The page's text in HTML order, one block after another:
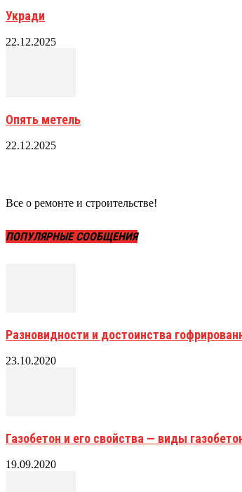
Укради
22.12.2025
Опять метель
22.12.2025
Все о ремонте и строительстве!
ПОПУЛЯРНЫЕ СООБЩЕНИЯ
Разновидности и достоинства
23.10.2020
Газобетон и его свойства — виды
19.09.2020